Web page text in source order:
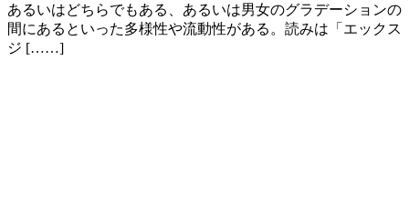
あるいはどちらでもある、あるいは男女のグラデーションの
間にあるといった多様性や流動性がある。読みは「エックス
ジ [……]